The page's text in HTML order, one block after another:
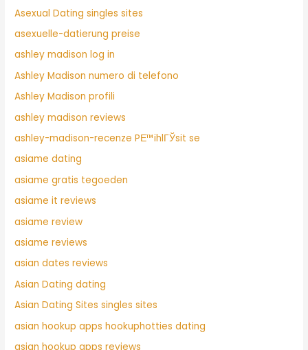
Asexual Dating singles sites
asexuelle-datierung preise
ashley madison log in
Ashley Madison numero di telefono
Ashley Madison profili
ashley madison reviews
ashley-madison-recenze PЕ™ihlГЎsit se
asiame dating
asiame gratis tegoeden
asiame it reviews
asiame review
asiame reviews
asian dates reviews
Asian Dating dating
Asian Dating Sites singles sites
asian hookup apps hookuphotties dating
asian hookup apps reviews